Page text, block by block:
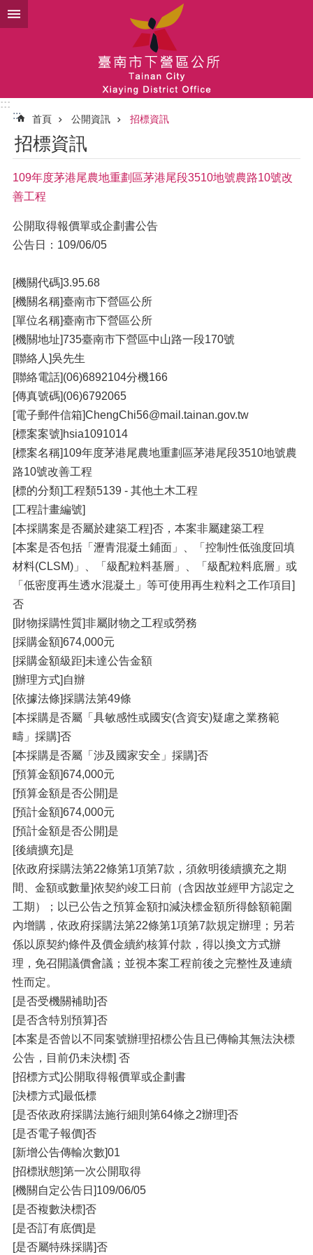
跳到主要內容區塊
:::
:::
首頁 公開資訊 招標資訊
招標資訊
109年度茅港尾農地重劃區茅港尾段3510地號農路10號改
善工程
公開取得報價單或企劃書公告
公告日：109/06/05
[機關代碼]3.95.68
[機關名稱]臺南市下營區公所
[單位名稱]臺南市下營區公所
[機關地址]735臺南市下營區中山路一段170號
[聯絡人]吳先生
[聯絡電話](06)6892104分機166
[傳真號碼](06)6792065
[電子郵件信箱]ChengChi56@mail.tainan.gov.tw
[標案案號]hsia1091014
[標案名稱]109年度茅港尾農地重劃區茅港尾段3510地號農
路10號改善工程
[標的分類]工程類5139 - 其他土木工程
[工程計畫編號]
[本採購案是否屬於建築工程]否，本案非屬建築工程
[本案是否包括「瀝青混凝土鋪面」、「控制性低強度回填
材料(CLSM)」、「級配粒料基層」、「級配粒料底層」或
「低密度再生透水混凝土」等可使用再生粒料之工作項目]
否
[財物採購性質]非屬財物之工程或勞務
[採購金額]674,000元
[採購金額級距]未達公告金額
[辦理方式]自辦
[依據法條]採購法第49條
[本採購是否屬「具敏感性或國安(含資安)疑慮之業務範
疇」採購]否
[本採購是否屬「涉及國家安全」採購]否
[預算金額]674,000元
[預算金額是否公開]是
[預計金額]674,000元
[預計金額是否公開]是
[後續擴充]是
[依政府採購法第22條第1項第7款，須敘明後續擴充之期
間、金額或數量]依契約竣工日前（含因故並經甲方認定之
工期）；以已公告之預算金額扣減決標金額所得餘額範圍
內增購，依政府採購法第22條第1項第7款規定辦理；另若
係以原契約條件及價金續約核算付款，得以換文方式辦
理，免召開議價會議；並視本案工程前後之完整性及連續
性而定。
[是否受機關補助]否
[是否含特別預算]否
[本案是否曾以不同案號辦理招標公告且已傳輸其無法決標
公告，目前仍未決標] 否
[招標方式]公開取得報價單或企劃書
[決標方式]最低標
[是否依政府採購法施行細則第64條之2辦理]否
[是否電子報價]否
[新增公告傳輸次數]01
[招標狀態]第一次公開取得
[機關自定公告日]109/06/05
[是否複數決標]否
[是否訂有底價]是
[是否屬特殊採購]否